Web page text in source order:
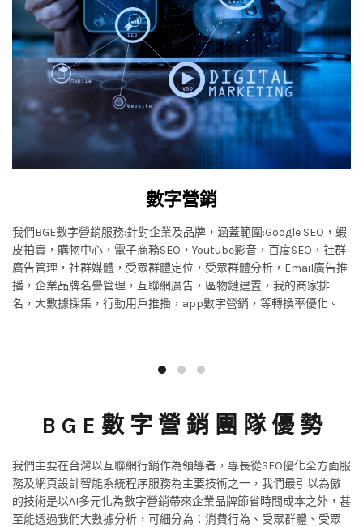
風險的危機。我們將從臉書官方的檢舉機制開始拆解，深入分析那
些代檢舉業者不敢告訴你的真相，再手把手教你一套多數人不知
道、卻能顯著提升檢舉成功率的實戰方法。最後，我還會整理出一
份真正能救命的合法資源清單。 第一章：你的檢舉為什麼總是石沉
大海？先看懂FB這座巨大黑箱
數字營銷
我們BGE數字營銷服務:針對企業及品牌，涵蓋範圍:Google SEO，蝦
皮拍賣，購物中心，電子商務SEO，Youtube影音，百度SEO，社群
廣告管理，社群媒體，受眾群體定位，受眾群體分析，Email廣告推
播，企業品牌名譽管理，互聯網廣告，區物鏈建置，我的商家排
名，大數據採集，行動用戶推播，app數字營銷，等轉換率優化。
B G E 數 字 營 銷 團 隊 優 勢
我們主要在台灣以互聯網行銷作為領導者，專長從SEO優化全方面服
務及網頁設計智能系統程序服務為主要技術之一，我們最引以為傲
的技術是以AI多元化為數字營銷帶來企業品牌節省時間成本之外，甚
至能透過我們大數據分析，可細分為：消費行為、受眾群體、受眾